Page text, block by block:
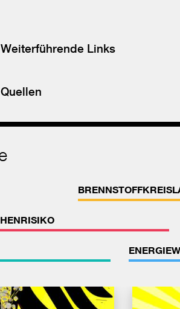
Weiterführende Links
Quellen